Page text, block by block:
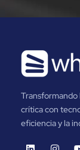
Transformando
crítica con
eficiencia y la